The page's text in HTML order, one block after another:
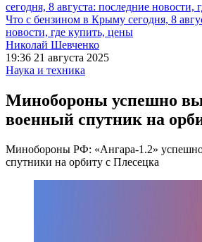
сегодня, 8 августа: последние новости,
Что с бензином в Крыму сегодня, 8
новости, где купить, цены
Николай Шевченко
19:36 21 августа 2025
Наука и техника
Минобороны успешно
военный спутник на
Минобороны РФ: «Ангара-1.2»
спутники на орбиту с Плесецка